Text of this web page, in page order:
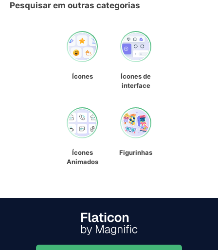
Pesquisar em outras categorias
Ícones
Ícones de
interface
Ícones
Animados
Figurinhas